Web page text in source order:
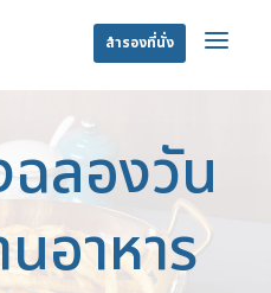
สำรองที่นั่ง a
ฉลองวัน
นอาหาร